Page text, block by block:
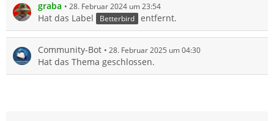
graba 28. Februar 2024 um 23:54
Hat das Label Betterbird entfernt.
Community-Bot 28. Februar 2025 um 04:30
Hat das Thema geschlossen.